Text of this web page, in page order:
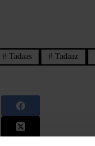
# Tadaas #Tadaaz